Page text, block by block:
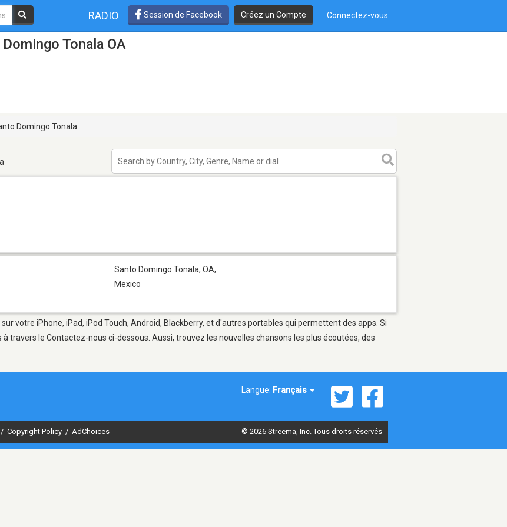
RADIO Session de Facebook Créez un Compte Connectez-vous
Tonala OA
Domingo Tonala
Santo Domingo Tonala, OA,
Mexico
votre iPhone, iPad, iPod Touch, Android, Blackberry, et d'autres portables qui permettent des apps. Si
travers le Contactez-nous ci-dessous. Aussi, trouvez les nouvelles chansons les plus écoutées, des
Langue: Français
/ Copyright Policy / AdChoices © 2026 Streema, Inc. Tous droits réservés